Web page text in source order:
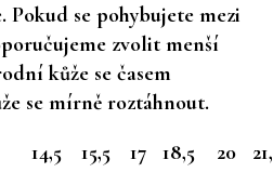
Pokud se pohybujete mezi
zvolit menší
kůže se časem
se mírně roztáhnout.
14,5 15,5 17 18,5 20